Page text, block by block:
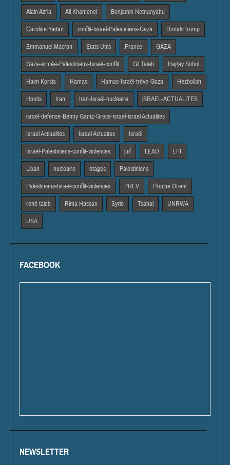
Alain Azria Ali Khamenei Benjamin Netnanyahu
Caroline Yadan conflit-Israël-Palestiniens-Gaza Donald trump
Emmanuel Macron Etats Unis France GAZA
Gaza-armée-Palestiniens-Israël-conflit Gil Taieb Hagay Sobol
Haim Korsia Hamas Hamas-Israël-trêve-Gaza Hezbollah
Houtis Iran Iran-Israël-nucléaire iSRAEL-ACTUALITES
israel-defense-Benny Gantz-Grece-israel-israel Actualites
Israel Actiualités Israel Actuaites Israël
Israël-Palestiniens-conflit-violences juif LEAD LFI
Liban nucleaire otages Palestiniens
Palestiniens-Israël-conflit-violences PREV Proche Orient
rené taieb Rima Hassan Syrie Tsahal UNRWA
USA
FACEBOOK
NEWSLETTER